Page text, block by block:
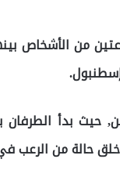
من الأشخاص
حيث بدأ الطرفان
حالة من الرعب